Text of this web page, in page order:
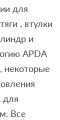
для
, втулки
и
APDA
некоторые
для
Все